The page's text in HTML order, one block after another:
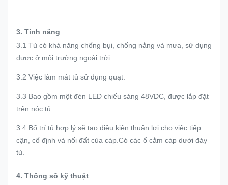
3. Tính năng
3.1 Tủ có khả năng chống bụi, chống nắng và mưa, sử dụng
được ở môi trường ngoài trời.
3.2 Việc làm mát tủ sử dụng quạt.
3.3 Bao gồm một đèn LED chiếu sáng 48VDC, được lắp đặt
trên nóc tủ.
3.4 Bố trí tủ hợp lý sẽ tạo điều kiện thuận lợi cho việc tiếp
cận, cố định và nối đất của cáp.Có các ổ cắm cáp dưới đáy
tủ.
4. Thông số kỹ thuật